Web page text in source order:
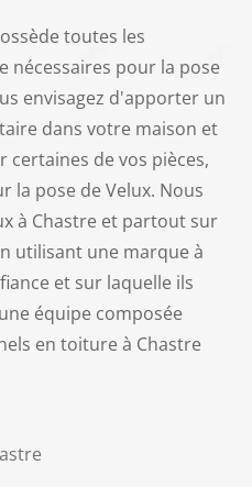
toutes les
nécessaires pour la pose
envisagez d'apporter un
dans votre maison et
certaines de vos pièces,
la pose de Velux. Nous
à Chastre et partout sur
utilisant une marque à
et sur laquelle ils
équipe composée
en toiture à Chastre